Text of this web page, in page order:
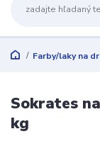
Farby/laky na
Sokrates
kg